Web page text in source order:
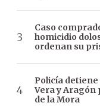
Caso
homicidio
ordenan su
Policía
Vera y Aragón
de la Mora